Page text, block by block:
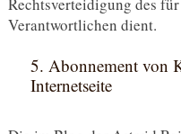
Verantwortlichen dient.
5. Abonnement von
Internetseite